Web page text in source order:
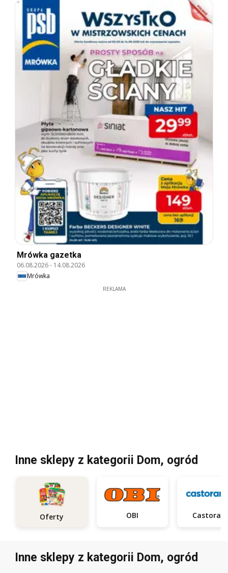
Mrówka gazetka
06.08.2026- 14.08.2026
Mrówka
REKLAMA
Inne sklepy z kategorii Dom, ogród
Oferty OBI
Inne sklepy z kategorii Dom, ogród